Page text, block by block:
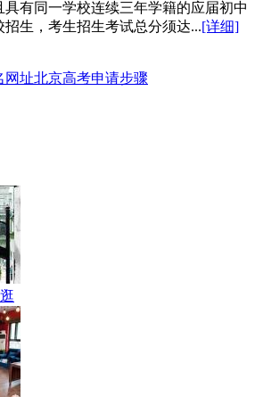
有同一学校连续三年学籍的应届初中
生，考生招生考试总分须达...[详细]
网址北京高考申请步骤